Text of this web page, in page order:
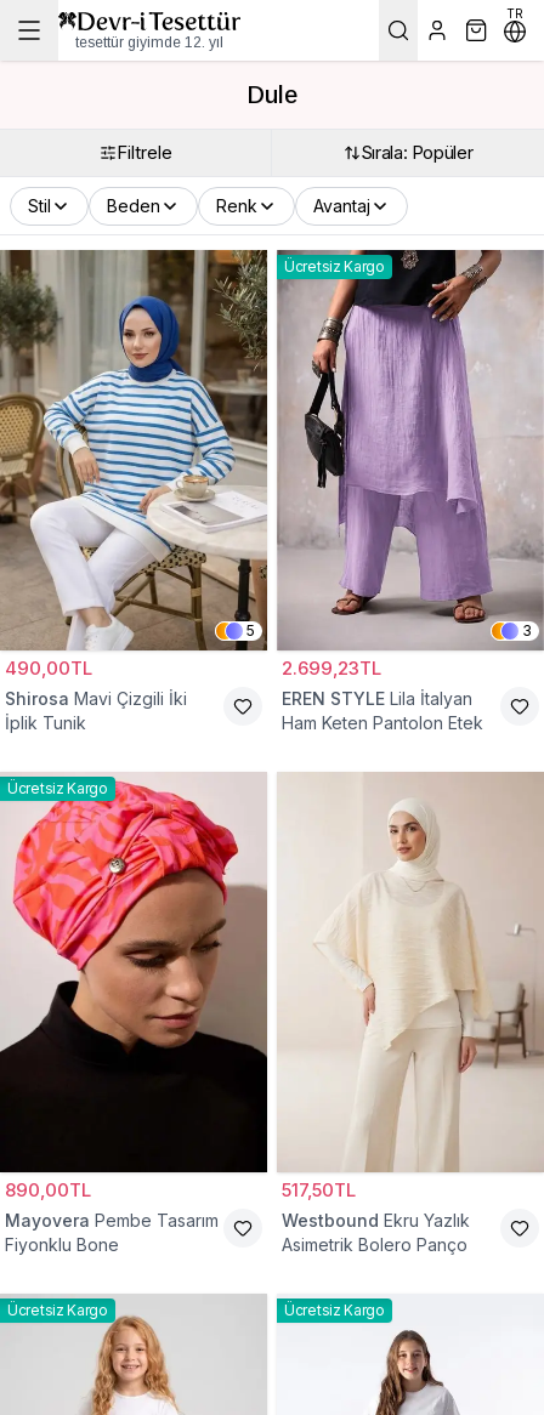
tesettür giyimde 12. yıl
TR
Dule
Filtrele Sırala: Popüler
Stil Beden Renk Avantaj
5
490,00TL
Shirosa Mavi Çizgili İki
İplik Tunik
Ücretsiz Kargo
3
2.699,23TL
EREN STYLE Lila İtalyan
Ham Keten Pantolon Etek
Ücretsiz Kargo
890,00TL
Mayovera Pembe Tasarım
Fiyonklu Bone
517,50TL
Westbound Ekru Yazlık
Asimetrik Bolero Panço
Ücretsiz Kargo Ücretsiz Kargo